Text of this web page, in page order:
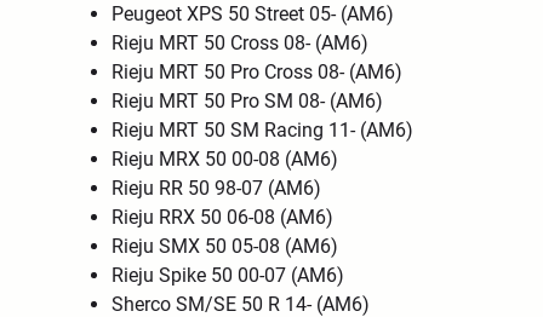
Peugeot XPS 50 Street 05- (AM6)
Rieju MRT 50 Cross 08- (AM6)
Rieju MRT 50 Pro Cross 08- (AM6)
Rieju MRT 50 Pro SM 08- (AM6)
Rieju MRT 50 SM Racing 11- (AM6)
Rieju MRX 50 00-08 (AM6)
Rieju RR 50 98-07 (AM6)
Rieju RRX 50 06-08 (AM6)
Rieju SMX 50 05-08 (AM6)
Rieju Spike 50 00-07 (AM6)
Sherco SM/SE 50 R 14- (AM6)